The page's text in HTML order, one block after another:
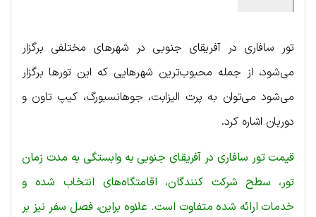
تور سافاری در آفریقای جنوبی در شهرهای مختلفی برگزار
می‌شود، از جمله محبوب‌ترین شهرهایی که این تورها برگزار
می‌شود می‌توان به پرت الیزابت، جوهانسبورگ، کیپ تاون و
دوربان اشاره کرد.
قیمت تور سافاری در آفریقای جنوبی به وابستگی به مدت زمان
تور، سطح شرکت کنندگان، اقامتگاه‌های انتخاب شده و
خدمات ارائه شده متفاوت است. علاوه براین، فصل سفر نیز بر